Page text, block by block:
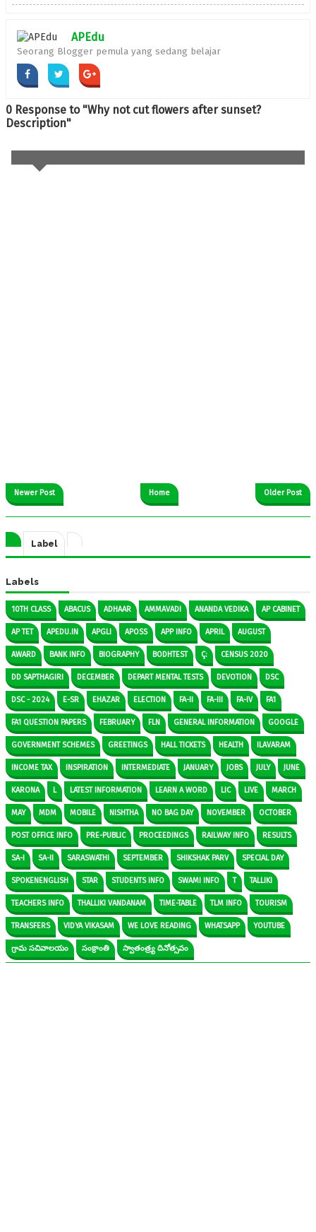
APEdu
Seorang Blogger pemula yang sedang belajar
0 Response to "Why not cut flowers after sunset?
Description"
Newer Post Older Post
Home
Label
Labels
10TH CLASS ABACUS ADHAAR AMMAVADI ANANDA VEDIKA AP CABINET
AP TET APEDU.IN APGLI APOSS APP INFO APRIL AUGUST
AWARD BANK INFO BIOGRAPHY BODHTEST Ç: CENSUS 2020
DD SAPTHAGIRI DECEMBER DEPART MENTAL TESTS DEVOTION DSC
DSC - 2024 E-SR EHAZAR ELECTION FA-II FA-III FA-IV FA1
FA1 QUESTION PAPERS FEBRUARY FLN GENERAL INFORMATION GOOGLE
GOVERNMENT SCHEMES GREETINGS HALL TICKETS HEALTH ILAVARAM
INCOME TAX INSPIRATION INTERMEDIATE JANUARY JOBS JULY JUNE
KARONA L LATEST INFORMATION LEARN A WORD LIC LIVE MARCH
MAY MDM MOBILE NISHTHA NO BAG DAY NOVEMBER OCTOBER
POST OFFICE INFO PRE-PUBLIC PROCEEDINGS RAILWAY INFO RESULTS
SA-I SA-II SARASWATHI SEPTEMBER SHIKSHAK PARV SPECIAL DAY
SPOKENENGLISH STAR STUDENTS INFO SWAMI INFO T TALLIKI
TEACHERS INFO THALLIKI VANDANAM TIME-TABLE TLM INFO TOURISM
TRANSFERS VIDYA VIKASAM WE LOVE READING WHATSAPP YOUTUBE
గ్రామ సచివాలయం సంక్రాంతి స్వాతంత్ర్య దినోత్సవం